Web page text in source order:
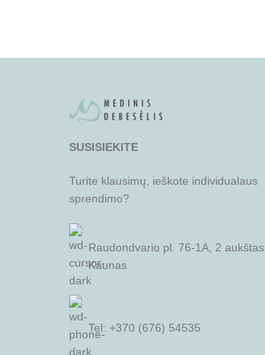
SUSISIEKITE
Turite klausimų, ieškote individualaus
sprendimo?
Raudondvario pl. 76-1A, 2 aukštas,
Kaunas
Tel: +370 (676) 54535